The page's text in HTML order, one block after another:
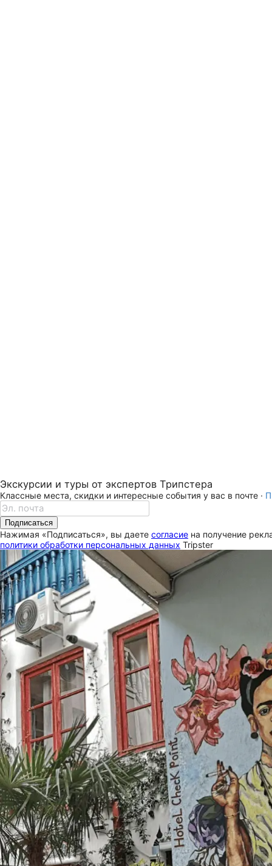
Экскурсии и туры от экспертов Трипстера
Классные места, скидки и интересные события у вас в почте ·
Подписаться
Нажимая «Подписаться», вы даете согласие на получение
политики обработки персональных данных Tripster